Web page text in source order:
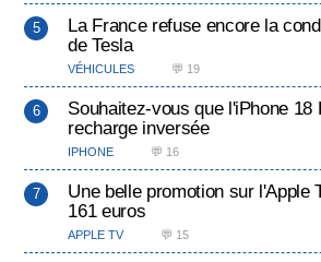
La France refuse encore la
de Tesla
VÉHICULES 💬 19
Souhaitez-vous que l'iPhone 18
recharge inversée
IPHONE 💬 16
Une belle promotion sur l'Apple
161 euros
APPLE TV 💬 15